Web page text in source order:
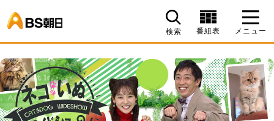
検索 番組表 メニュー